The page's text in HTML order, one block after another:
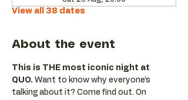
View all 38 dates
About the event
This is THE most iconic night at
QUO. Want to know why everyone’s
talking about it? Come find out. On